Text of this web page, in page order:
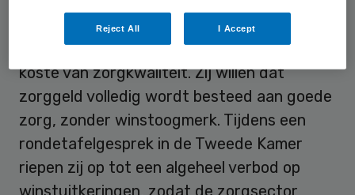
Volgens Van Mierlo en Kok blijft er hierdoor
ruimte bestaan voor financieel gewin ten
koste van zorgkwaliteit. Zij willen dat
zorggeld volledig wordt besteed aan goede
zorg, zonder winstoogmerk. Tijdens een
rondetafelgesprek in de Tweede Kamer
riepen zij op tot een algeheel verbod op
winstuitkeringen, zodat de zorgsector
Reject All I Accept